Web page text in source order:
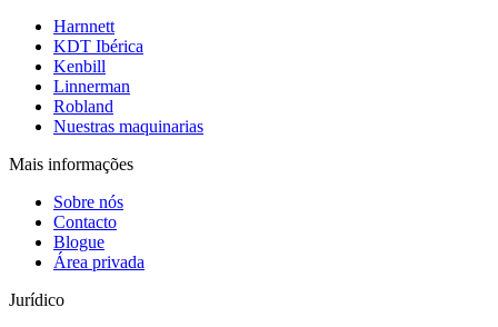
Harnnett
KDT Ibérica
Kenbill
Linnerman
Robland
Nuestras maquinarias
Mais informações
Sobre nós
Contacto
Blogue
Área privada
Jurídico